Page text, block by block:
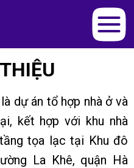
là dự án tổ hợp nhà ở và
kết hợp với khu nhà
tọa lạc tại Khu đô
La Khê, quận Hà